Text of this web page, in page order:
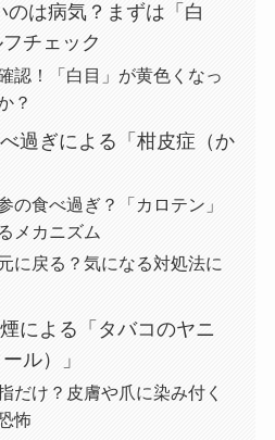
は病気？まずは「白
チェック
認！「白目」が黄色くなっ
？
過ぎによる「柑皮症（か
の食べ過ぎ？「カロテン」
メカニズム
に戻る？気になる対処法に
による「タバコのヤニ
ル）」
だけ？皮膚や爪に染み付く
怖